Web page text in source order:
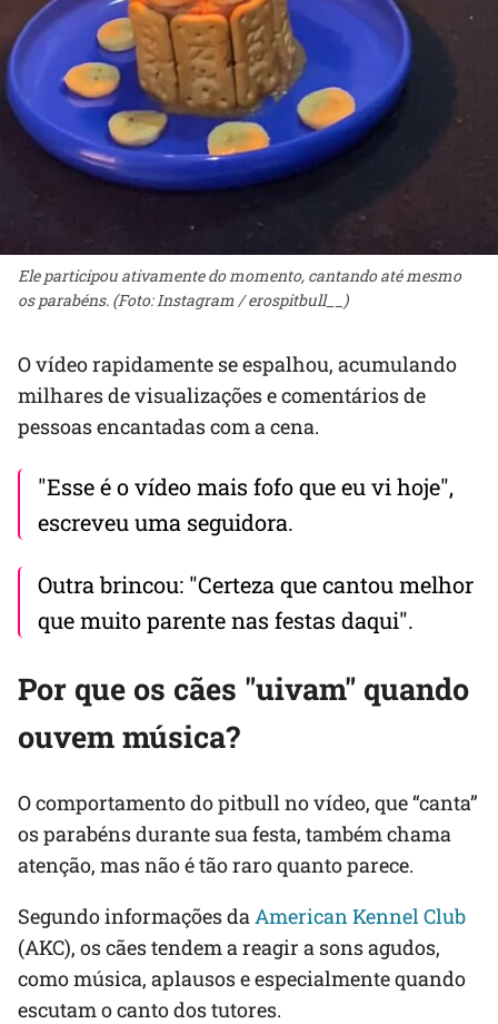
Ele participou ativamente do momento, cantando até mesmo
os parabéns. (Foto: Instagram / erospitbull__)
O vídeo rapidamente se espalhou, acumulando
milhares de visualizações e comentários de
pessoas encantadas com a cena.
"Esse é o vídeo mais fofo que eu vi hoje",
escreveu uma seguidora.
Outra brincou: "Certeza que cantou melhor
que muito parente nas festas daqui".
Por que os cães "uivam" quando
ouvem música?
O comportamento do pitbull no vídeo, que “canta”
os parabéns durante sua festa, também chama
atenção, mas não é tão raro quanto parece.
Segundo informações daAmerican Kennel Club
(AKC), os cães tendem a reagir a sons agudos,
como música, aplausos e especialmente quando
escutam o canto dos tutores.